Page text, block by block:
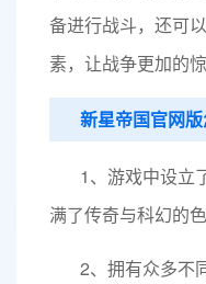
备进行战斗，还可
素，让战争更加的惊
新星帝国官网
1、游戏中设立
满了传奇与科幻的色
2、拥有众多不